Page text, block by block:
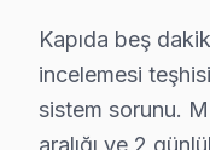
Kağıthane'de
Kağıthane
Finlux VA Panel
Kapıda beş
incelemesi
sistem sorunu.